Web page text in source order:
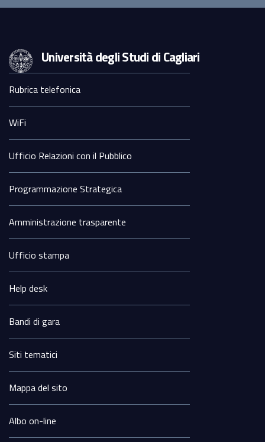
Università degli Studi di Cagliari
Sezione
Footer
Rubrica telefonica
WiFi
Ufficio Relazioni con il Pubblico
Programmazione Strategica
Amministrazione trasparente
Ufficio stampa
Help desk
Bandi di gara
Siti tematici
Mappa del sito
Albo on-line